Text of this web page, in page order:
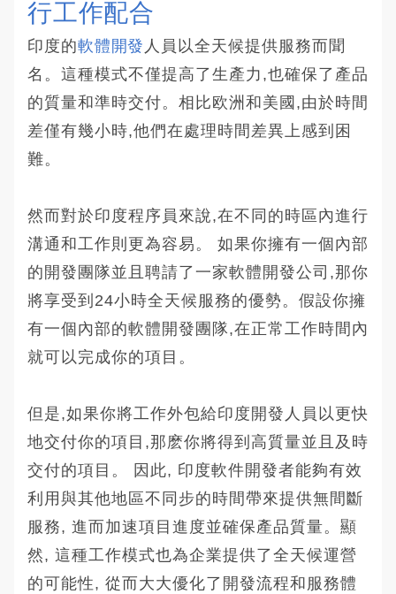
行工作配合
印度的軟體開發 人員以全天候提供服務而聞
名。這種模式不僅提高了生產力,也確保了產品
的質量和準時交付。相比欧洲和美國,由於時間
差僅有幾小時,他們在處理時間差異上感到困
難。
然而對於印度程序員來說,在不同的時區內進行
溝通和工作則更為容易。 如果你擁有一個內部
的開發團隊並且聘請了一家軟體開發公司,那你
將享受到24小時全天候服務的優勢。假設你擁
有一個內部的軟體開發團隊,在正常工作時間內
就可以完成你的項目。
但是,如果你將工作外包給印度開發人員以更快
地交付你的項目,那麽你將得到高質量並且及時
交付的項目。 因此, 印度軟件開發者能夠有效
利用與其他地區不同步的時間帶來提供無間斷
服務, 進而加速項目進度並確保產品質量。顯
然, 這種工作模式也為企業提供了全天候運營
的可能性, 從而大大優化了開發流程和服務體